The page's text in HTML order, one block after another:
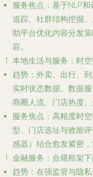
服务焦点 ：基于NLP
追踪、社群结构挖掘
助平台优化内容分发
容。
本地生活与服务：时
趋势 ：外卖、出行、
实时状态数据。数据
商圈人流、门店热度
服务焦点 ：高精度时
型、门店选址与效能
感器）结合愈发紧密，
金融服务：合规框架
趋势 ：在强监管与隐